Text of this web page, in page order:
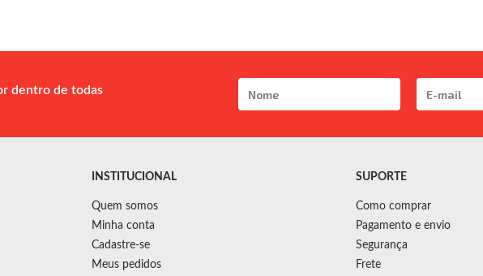
dentro de todas
INSTITUCIONAL
Quem somos
Minha conta
Cadastre-se
Meus pedidos
SUPORTE
Como comprar
Pagamento e envio
Segurança
Frete